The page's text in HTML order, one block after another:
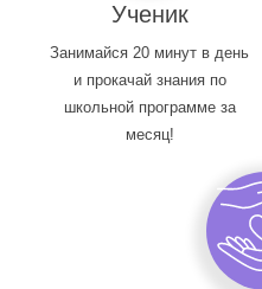
Ученик
Занимайся 20 минут в день
и прокачай знания по
школьной программе за
месяц!